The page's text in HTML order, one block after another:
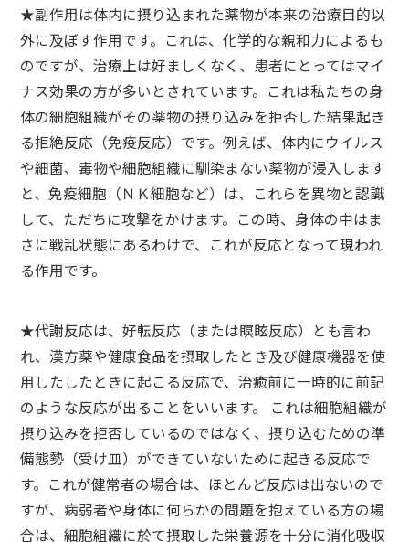
★副作用は体内に摂り込まれた薬物が本来の治療目的以
外に及ぼす作用です。これは、化学的な親和力によるも
のですが、治療上は好ましくなく、患者にとってはマイ
ナス効果の方が多いとされています。これは私たちの身
体の細胞組織がその薬物の摂り込みを拒否した結果起き
る拒絶反応（免疫反応）です。例えば、体内にウイルス
や細菌、毒物や細胞組織に馴染まない薬物が浸入します
と、免疫細胞（ＮＫ細胞など）は、これらを異物と認識
して、ただちに攻撃をかけます。この時、身体の中はま
さに戦乱状態にあるわけで、これが反応となって現われ
る作用です。
★代謝反応は、好転反応（または瞑眩反応）とも言わ
れ、漢方薬や健康食品を摂取したとき及び健康機器を使
用したしたときに起こる反応で、治癒前に一時的に前記
のような反応が出ることをいいます。 これは細胞組織が
摂り込みを拒否しているのではなく、摂り込むための準
備態勢（受け皿）ができていないために起きる反応で
す。これが健常者の場合は、ほとんど反応は出ないので
すが、病弱者や身体に何らかの問題を抱えている方の場
合は、細胞組織に於て摂取した栄養源を十分に消化吸収